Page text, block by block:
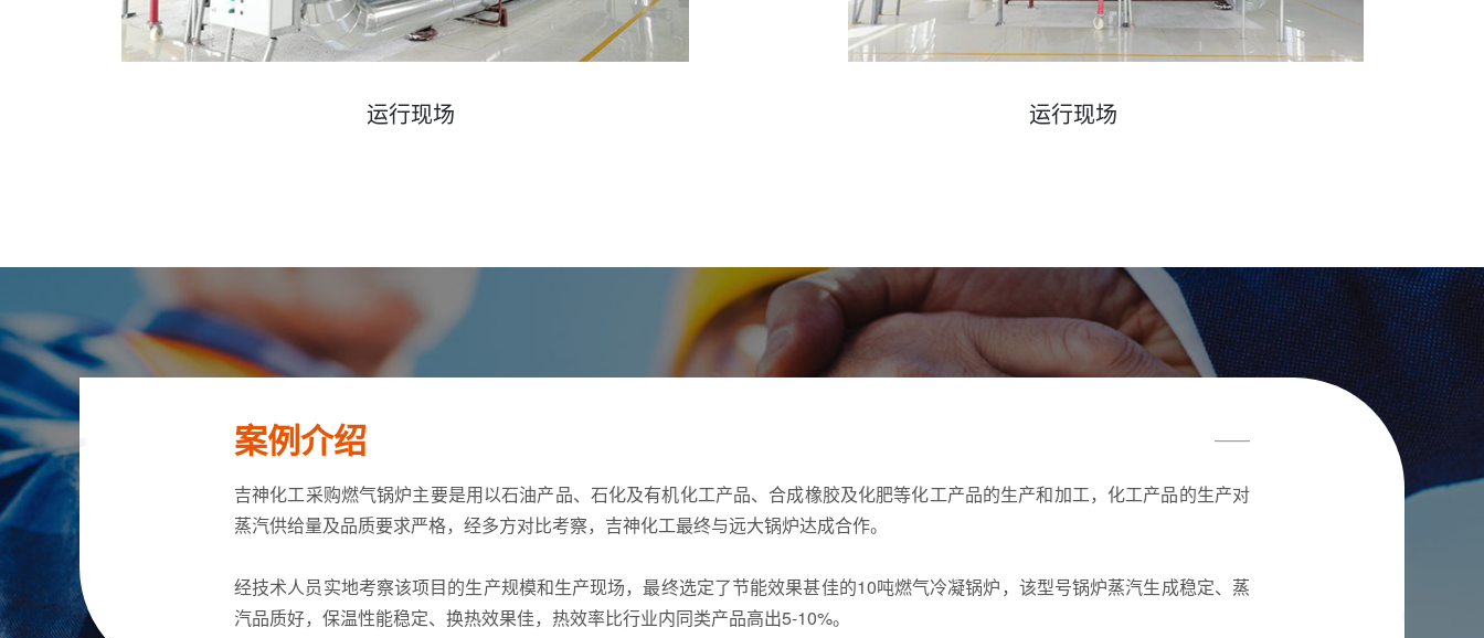
运行现场 运行现场
案例介绍 ——
吉神化工采购燃气锅炉主要是用以石油产品、石化及有机化工产品、合成橡胶及化肥等化工产品的生产和加工，化工产品的生产对
蒸汽供给量及品质要求严格，经多方对比考察，吉神化工最终与远大锅炉达成合作。
经技术人员实地考察该项目的生产规模和生产现场，最终选定了节能效果甚佳的10吨燃气冷凝锅炉，该型号锅炉蒸汽生成稳定、蒸
汽品质好，保温性能稳定、换热效果佳，热效率比行业内同类产品高出5-10%。